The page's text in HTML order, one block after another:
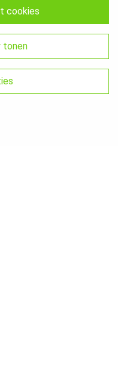
cookies
tonen